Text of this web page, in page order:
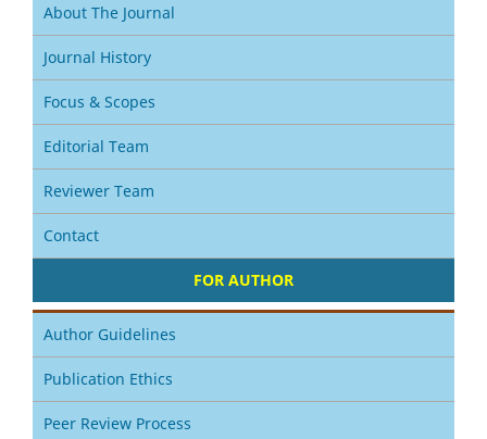
About The Journal
Journal History
Focus & Scopes
Editorial Team
Reviewer Team
Contact
FOR AUTHOR
Author Guidelines
Publication Ethics
Peer Review Process